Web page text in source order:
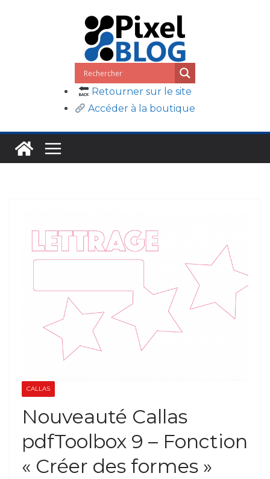
Retourner sur le site
Accéder à la boutique
CALLAS
Nouveauté Callas
pdfToolbox 9 – Fonction
« Créer des formes »